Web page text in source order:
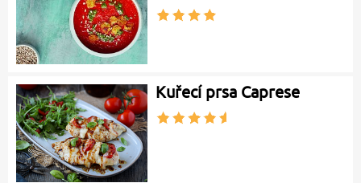
Kuřecí prsa Caprese